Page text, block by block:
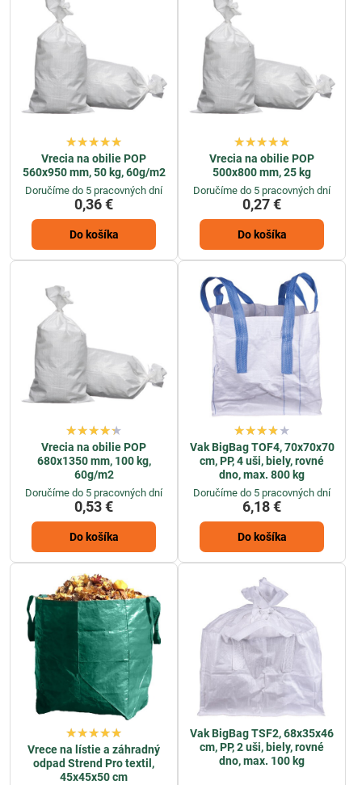
zahŕňa rýchle doručenie a profesionálnu zákaznícku podporu.
Vyberte si z našej širokej ponuky big bag vakov a vrecií na zemiaky a
obilie a zabezpečte optimálne podmienky pre vaše plodiny a ich
uskladnenie.
Vrecia na obilie POP
560x950 mm, 50 kg, 60g/m2
Doručíme do 5 pracovných dní
0,36 €
Do košíka
Vrecia na obilie POP
500x800 mm, 25 kg
Doručíme do 5 pracovných dní
0,27 €
Do košíka
Vrecia na obilie POP
680x1350 mm, 100 kg,
60g/m2
Doručíme do 5 pracovných dní
0,53 €
Do košíka
Vak BigBag TOF4, 70x70x70
cm, PP, 4 uši, biely, rovné
dno, max. 800 kg
Doručíme do 5 pracovných dní
6,18 €
Do košíka
Vrece na lístie a záhradný
odpad Strend Pro textil,
45x45x50 cm
Vak BigBag TSF2, 68x35x46
cm, PP, 2 uši, biely, rovné
dno, max. 100 kg